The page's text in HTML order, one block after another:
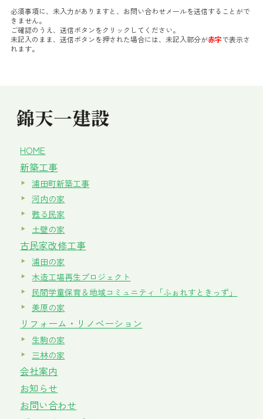
必須事項に、未入力がありますと、お問い合わせメールを送信することがで
きません。
ご確認のうえ、送信ボタンをクリックしてください。
未記入のまま、送信ボタンを押された場合には、未記入部分が赤字で表示さ
れます。
HOME
新築工事
浦田町新築工事
河内の家
甦る民家
土壁の家
古民家改修工事
浦田の家
木造工場再生プロジェクト
民間学童保育＆地域コミュニティ「ふぉれすときっず」
美原の家
リフォーム・リノベーション
生駒の家
三林の家
会社案内
お知らせ
お問い合わせ